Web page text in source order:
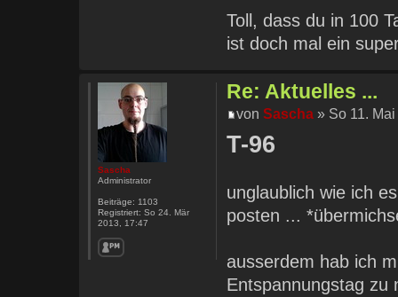
Toll, dass du in 100
ist doch mal ein
Re: Aktuelles ...
vonSascha » So 11.
T-96
unglaublich wie ich
posten ...
ausserdem hab ich
Entspannungstag zu
Sascha
Administrator
Beiträge: 1103
Registriert: So 24. Mär
2013, 17:47